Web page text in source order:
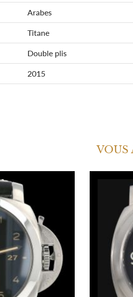
Arabes
Titane
Double plis
2015
VOUS